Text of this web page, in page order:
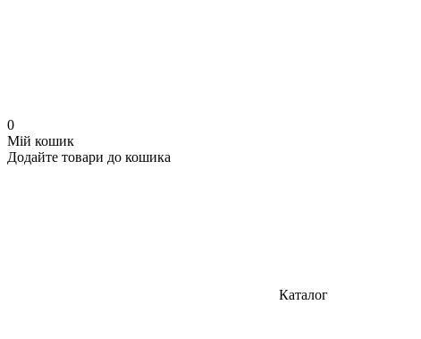
0
Мій кошик
Додайте товари до кошика
Каталог